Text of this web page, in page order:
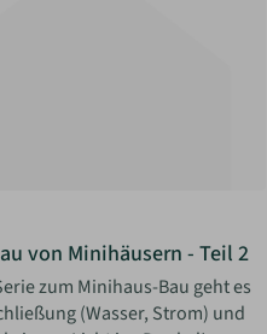
von Minihäusern - Teil 2
zum Minihaus-Bau geht es
(Wasser, Strom) und